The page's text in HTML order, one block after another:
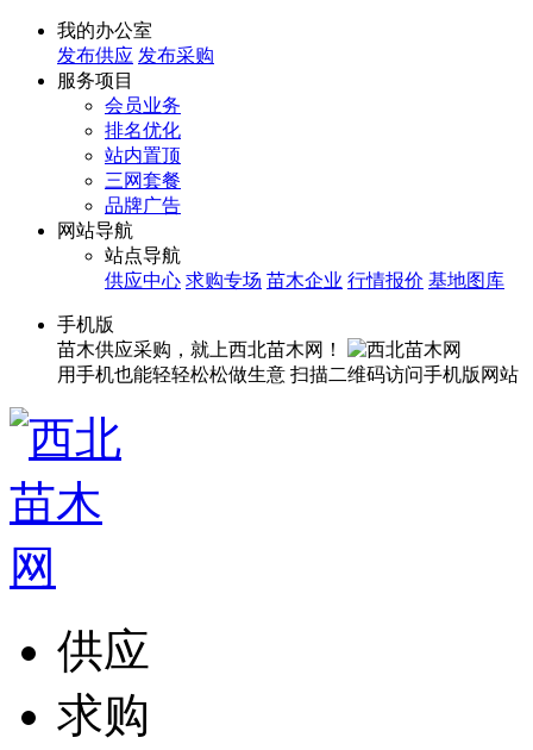
我的办公室
发布供应 发布采购
服务项目
会员业务
排名优化
站内置顶
三网套餐
品牌广告
网站导航
站点导航
供应中心 求购专场 苗木企业 行情报价 基地图库
手机版
苗木供应采购，就上西北苗木网！
用手机也能轻轻松松做生意 扫描二维码访问手机版网站
供应
求购